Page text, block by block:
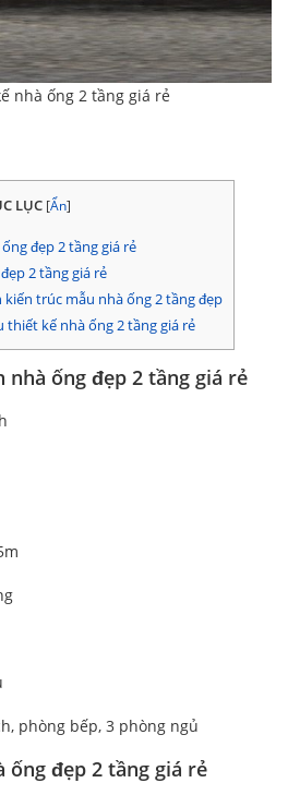
nhà ống 2 tầng giá rẻ
LỤC [Ẩn]
đẹp 2 tầng giá rẻ
2 tầng giá rẻ
trúc mẫu nhà ống 2 tầng đẹp
kế nhà ống 2 tầng giá rẻ
ống đẹp 2 tầng giá rẻ
phòng bếp, 3 phòng ngủ
ống đẹp 2 tầng giá rẻ